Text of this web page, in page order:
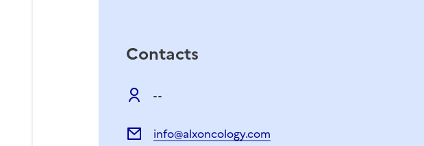
Contacts
- -
info@alxoncology.com